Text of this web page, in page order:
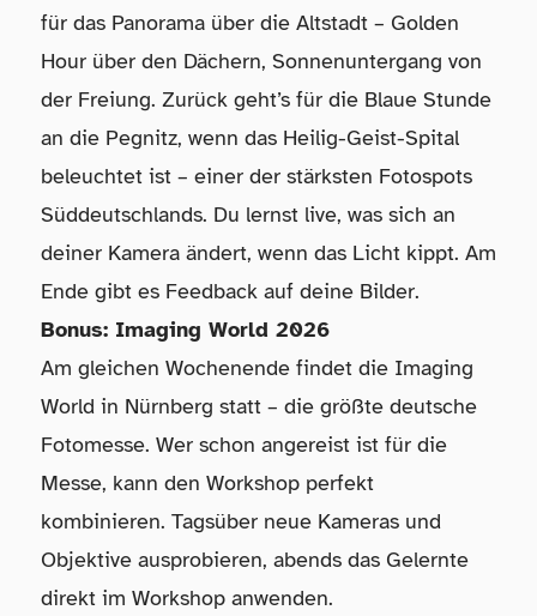
für das Panorama über die Altstadt – Golden
Hour über den Dächern, Sonnenuntergang von
der Freiung. Zurück geht’s für die Blaue Stunde
an die Pegnitz, wenn das Heilig-Geist-Spital
beleuchtet ist – einer der stärksten Fotospots
Süddeutschlands. Du lernst live, was sich an
deiner Kamera ändert, wenn das Licht kippt. Am
Ende gibt es Feedback auf deine Bilder.
Bonus: Imaging World 2026
Am gleichen Wochenende findet die Imaging
World in Nürnberg statt – die größte deutsche
Fotomesse. Wer schon angereist ist für die
Messe, kann den Workshop perfekt
kombinieren. Tagsüber neue Kameras und
Objektive ausprobieren, abends das Gelernte
direkt im Workshop anwenden.